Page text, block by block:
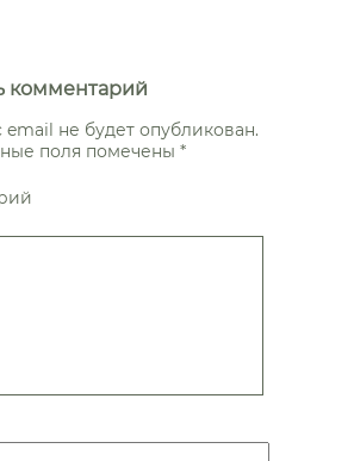
комментарий
не будет опубликован.
поля помечены *